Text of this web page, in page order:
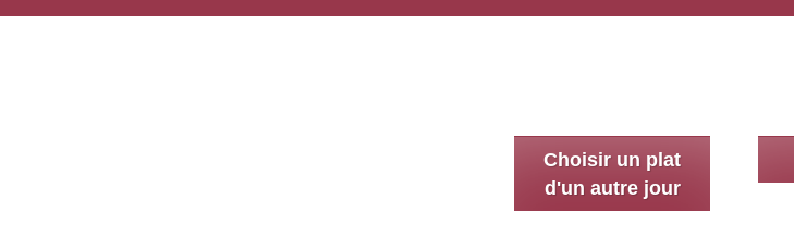
Choisir un plat
d'un autre jour